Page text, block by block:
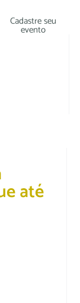
Cadastre seu
evento
até